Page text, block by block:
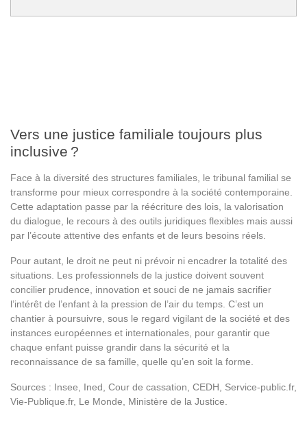
Vers une justice familiale toujours plus
inclusive ?
Face à la diversité des structures familiales, le tribunal familial se
transforme pour mieux correspondre à la société contemporaine.
Cette adaptation passe par la réécriture des lois, la valorisation
du dialogue, le recours à des outils juridiques flexibles mais aussi
par l’écoute attentive des enfants et de leurs besoins réels.
Pour autant, le droit ne peut ni prévoir ni encadrer la totalité des
situations. Les professionnels de la justice doivent souvent
concilier prudence, innovation et souci de ne jamais sacrifier
l’intérêt de l’enfant à la pression de l’air du temps. C’est un
chantier à poursuivre, sous le regard vigilant de la société et des
instances européennes et internationales, pour garantir que
chaque enfant puisse grandir dans la sécurité et la
reconnaissance de sa famille, quelle qu’en soit la forme.
Sources : Insee, Ined, Cour de cassation, CEDH, Service-public.fr,
Vie-Publique.fr, Le Monde, Ministère de la Justice.